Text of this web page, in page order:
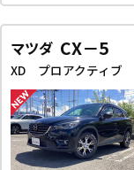
マツダ CX－5